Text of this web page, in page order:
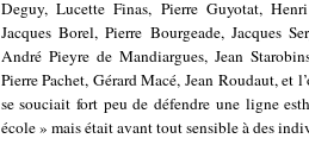
Deguy, Lucette Finas, Pierre Guyotat,
Jacques Borel, Pierre Bourgeade, Jacques
André Pieyre de Mandiargues, Jean
Pierre Pachet, Gérard Macé, Jean Roudaut, et
se souciait fort peu de défendre une ligne
école » mais était avant tout sensible à des